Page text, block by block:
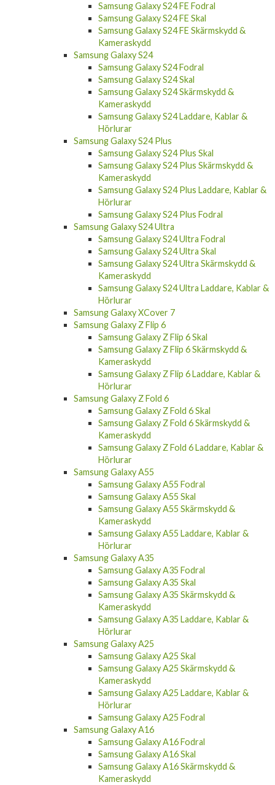
Samsung Galaxy S24 FE Fodral
Samsung Galaxy S24 FE Skal
Samsung Galaxy S24 FE Skärmskydd &
Kameraskydd
Samsung Galaxy S24
Samsung Galaxy S24 Fodral
Samsung Galaxy S24 Skal
Samsung Galaxy S24 Skärmskydd &
Kameraskydd
Samsung Galaxy S24 Laddare, Kablar &
Hörlurar
Samsung Galaxy S24 Plus
Samsung Galaxy S24 Plus Skal
Samsung Galaxy S24 Plus Skärmskydd &
Kameraskydd
Samsung Galaxy S24 Plus Laddare, Kablar &
Hörlurar
Samsung Galaxy S24 Plus Fodral
Samsung Galaxy S24 Ultra
Samsung Galaxy S24 Ultra Fodral
Samsung Galaxy S24 Ultra Skal
Samsung Galaxy S24 Ultra Skärmskydd &
Kameraskydd
Samsung Galaxy S24 Ultra Laddare, Kablar &
Hörlurar
Samsung Galaxy XCover 7
Samsung Galaxy Z Flip 6
Samsung Galaxy Z Flip 6 Skal
Samsung Galaxy Z Flip 6 Skärmskydd &
Kameraskydd
Samsung Galaxy Z Flip 6 Laddare, Kablar &
Hörlurar
Samsung Galaxy Z Fold 6
Samsung Galaxy Z Fold 6 Skal
Samsung Galaxy Z Fold 6 Skärmskydd &
Kameraskydd
Samsung Galaxy Z Fold 6 Laddare, Kablar &
Hörlurar
Samsung Galaxy A55
Samsung Galaxy A55 Fodral
Samsung Galaxy A55 Skal
Samsung Galaxy A55 Skärmskydd &
Kameraskydd
Samsung Galaxy A55 Laddare, Kablar &
Hörlurar
Samsung Galaxy A35
Samsung Galaxy A35 Fodral
Samsung Galaxy A35 Skal
Samsung Galaxy A35 Skärmskydd &
Kameraskydd
Samsung Galaxy A35 Laddare, Kablar &
Hörlurar
Samsung Galaxy A25
Samsung Galaxy A25 Skal
Samsung Galaxy A25 Skärmskydd &
Kameraskydd
Samsung Galaxy A25 Laddare, Kablar &
Hörlurar
Samsung Galaxy A25 Fodral
Samsung Galaxy A16
Samsung Galaxy A16 Fodral
Samsung Galaxy A16 Skal
Samsung Galaxy A16 Skärmskydd &
Kameraskydd